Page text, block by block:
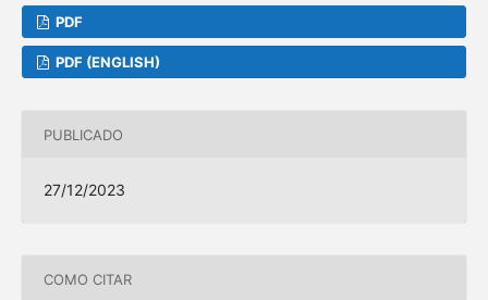
PDF
PDF (ENGLISH)
PUBLICADO
27/12/2023
COMO CITAR